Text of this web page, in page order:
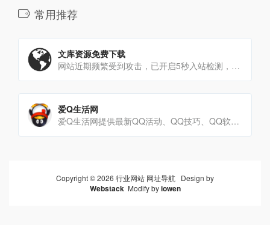
常用推荐
文库资源免费下载
网站近期频繁受到攻击，已开启5秒入站检测，如发生错误请先刷新页面试试
爱Q生活网
爱Q生活网提供最新QQ活动、QQ技巧、QQ软件，努力打造为一个最全QQ活动网,还有电脑技巧以及其他日常信息游[…]
Copyright © 2026 行业网站 网址导航 Design by
Webstack Modify byiowen